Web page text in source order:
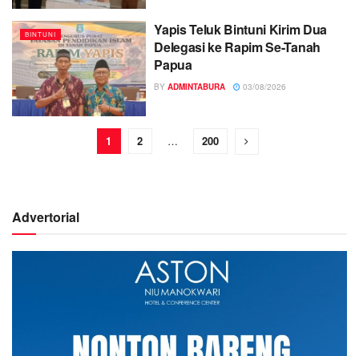
BINTUNI
Yapis Teluk Bintuni Kirim Dua
Delegasi ke Rapim Se-Tanah
Papua
BY ADMINTABURA 03/08/2026
1 2 … 200
Advertorial